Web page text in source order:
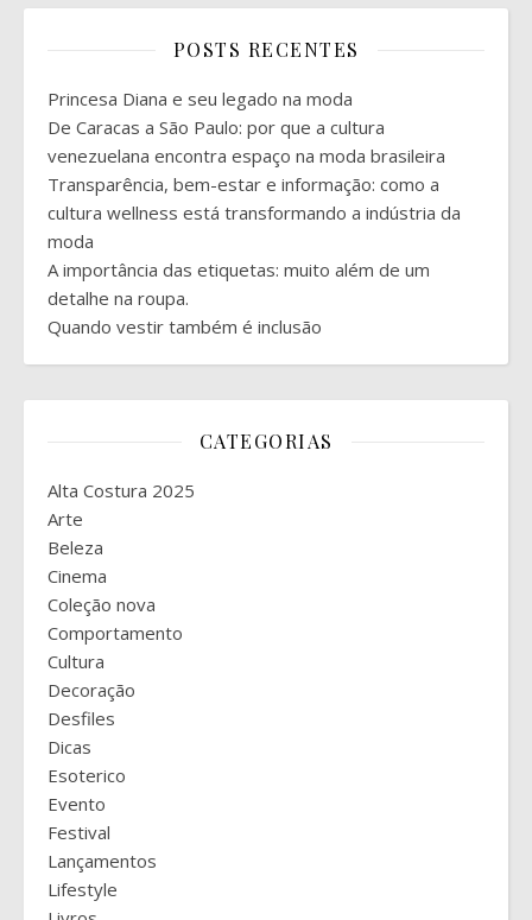
POSTS RECENTES
Princesa Diana e seu legado na moda
De Caracas a São Paulo: por que a cultura
venezuelana encontra espaço na moda brasileira
Transparência, bem-estar e informação: como a
cultura wellness está transformando a indústria da
moda
A importância das etiquetas: muito além de um
detalhe na roupa.
Quando vestir também é inclusão
CATEGORIAS
Alta Costura 2025
Arte
Beleza
Cinema
Coleção nova
Comportamento
Cultura
Decoração
Desfiles
Dicas
Esoterico
Evento
Festival
Lançamentos
Lifestyle